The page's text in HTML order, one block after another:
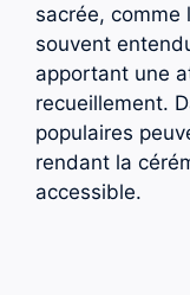
sacrée, comme
souvent
apportant une
recueillement.
populaires
rendant la
accessible.